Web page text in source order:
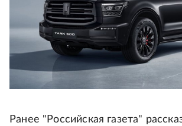
Ранее "Российская газета"